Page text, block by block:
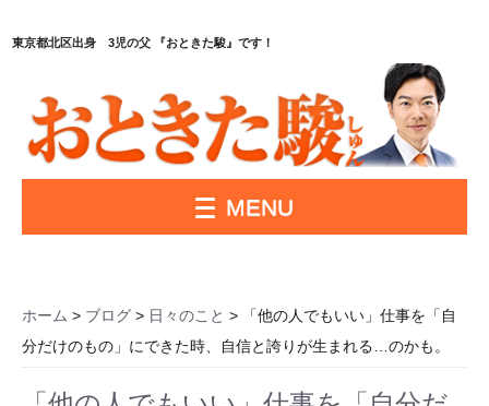
東京都北区出身 3児の父 『おときた駿』です！
MENU
ホーム > ブログ > 日々のこと > 「他の人でもいい」仕事を「自
分だけのもの」にできた時、自信と誇りが生まれる…のかも。